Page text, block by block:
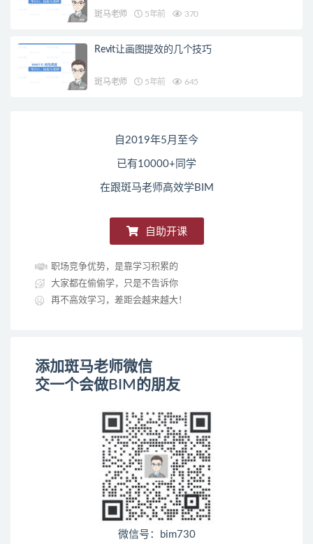
斑马老师 5年前 370
Revit让画图提效的几个技巧
斑马老师 5年前 645
自2019年5月至今
已有10000+同学
在跟斑马老师高效学BIM
自助开课
职场竞争优势，是靠学习积累的
大家都在偷偷学，只是不告诉你
再不高效学习，差距会越来越大！
添加斑马老师微信
交一个会做BIM的朋友
微信号：bim730